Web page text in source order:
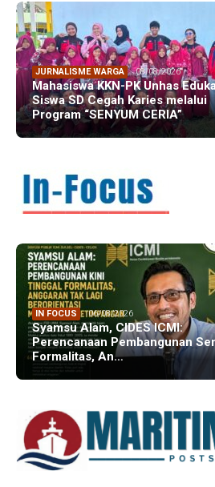
JURNALISME WARGA 08/08/2026
Mahasiswa KKN-PK Unhas
Siswa SD Cegah Karies melalui
Program “SENYUM CERIA”
IN FOCUS 06/08/2026
Syamsu Alam, CIDES ICMI:
Perencanaan Pembangunan
Formalitas, An…